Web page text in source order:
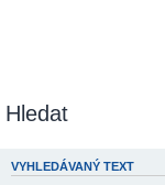
Hledat
VYHLEDÁVANÝ TEXT